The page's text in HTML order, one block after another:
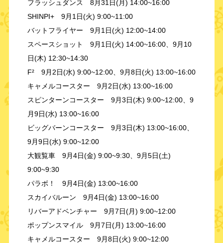
フラッシュダンス 8月31日(月) 14:00~16:00
SHINPI+ 9月1日(火) 9:00~11:00
バットフライヤー 9月1日(火) 12:00~14:00
スペースショット 9月1日(火) 14:00~16:00、9月10
日(木) 12:30~14:30
F² 9月2日(水) 9:00~12:00、9月8日(火) 13:00~16:00
キャメルコースター 9月2日(水) 13:00~16:00
スピンターンコースター 9月3日(木) 9:00~12:00、9
月9日(水) 13:00~16:00
ビッグバーンコースター 9月3日(木) 13:00~16:00、
9月9日(水) 9:00~12:00
大観覧車 9月4日(金) 9:00~9:30、9月5日(土)
9:00~9:30
パラボ！ 9月4日(金) 13:00~16:00
スカイバルーン 9月4日(金) 13:00~16:00
リバーアドベンチャー 9月7日(月) 9:00~12:00
ポップンスマイル 9月7日(月) 13:00~16:00
キャメルコースター 9月8日(火) 9:00~12:00